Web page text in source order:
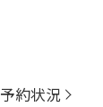
予約状況